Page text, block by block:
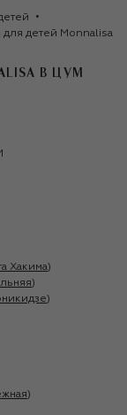
для детей Monnalisa
В ЦУМ
Хакима)